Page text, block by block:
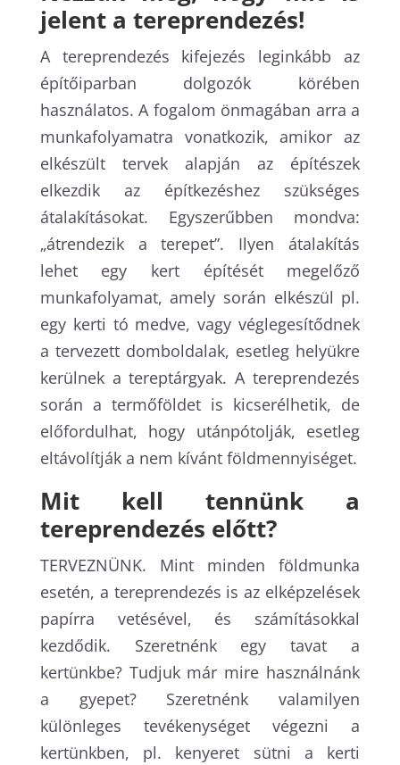
jelent a tereprendezés!
A tereprendezés kifejezés leginkább az
építőiparban dolgozók körében
használatos. A fogalom önmagában arra a
munkafolyamatra vonatkozik, amikor az
elkészült tervek alapján az építészek
elkezdik az építkezéshez szükséges
átalakításokat. Egyszerűbben mondva:
„átrendezik a terepet”. Ilyen átalakítás
lehet egy kert építését megelőző
munkafolyamat, amely során elkészül pl.
egy kerti tó medve, vagy véglegesítődnek
a tervezett domboldalak, esetleg helyükre
kerülnek a tereptárgyak. A tereprendezés
során a termőföldet is kicserélhetik, de
előfordulhat, hogy utánpótolják, esetleg
eltávolítják a nem kívánt földmennyiséget.
Mit kell tennünk a
tereprendezés előtt?
TERVEZNÜNK. Mint minden földmunka
esetén, a tereprendezés is az elképzelések
papírra vetésével, és számításokkal
kezdődik. Szeretnénk egy tavat a
kertünkbe? Tudjuk már mire használnánk
a gyepet? Szeretnénk valamilyen
különleges tevékenységet végezni a
kertünkben, pl. kenyeret sütni a kerti